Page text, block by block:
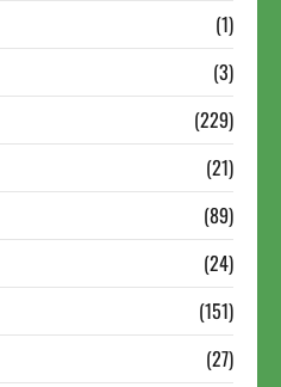
(1)
(3)
(229)
(21)
(89)
(24)
(151)
(27)